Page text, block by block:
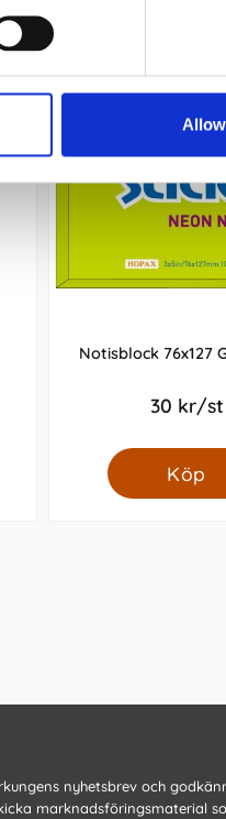
Notisblock 76x127
30 kr/st
Köp
nyhetsbrev och
marknadsföringsmaterial